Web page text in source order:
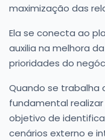
maximização das
Ela se conecta ao
auxilia na melhora
prioridades do
Quando se
fundamental
objetivo de
cenários externo e